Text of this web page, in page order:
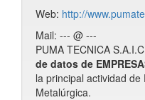
Web: http://
Mail: --- @ ---
PUMA TECNICA
de datos de
la principal actividad de
Metalúrgica.